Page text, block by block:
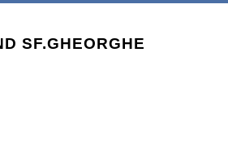
SF.GHEORGHE